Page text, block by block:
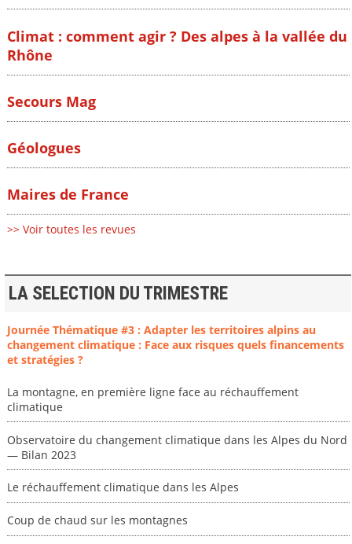
Climat : comment agir ? Des alpes à la vallée du
Rhône
Secours Mag
Géologues
Maires de France
>> Voir toutes les revues
LA SELECTION DU TRIMESTRE
Journée Thématique #3 : Adapter les territoires alpins au
changement climatique : Face aux risques quels financements
et stratégies ?
La montagne, en première ligne face au réchauffement
climatique
Observatoire du changement climatique dans les Alpes du Nord
— Bilan 2023
Le réchauffement climatique dans les Alpes
Coup de chaud sur les montagnes